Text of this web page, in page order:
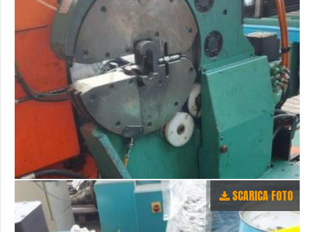
SCARICA FOTO